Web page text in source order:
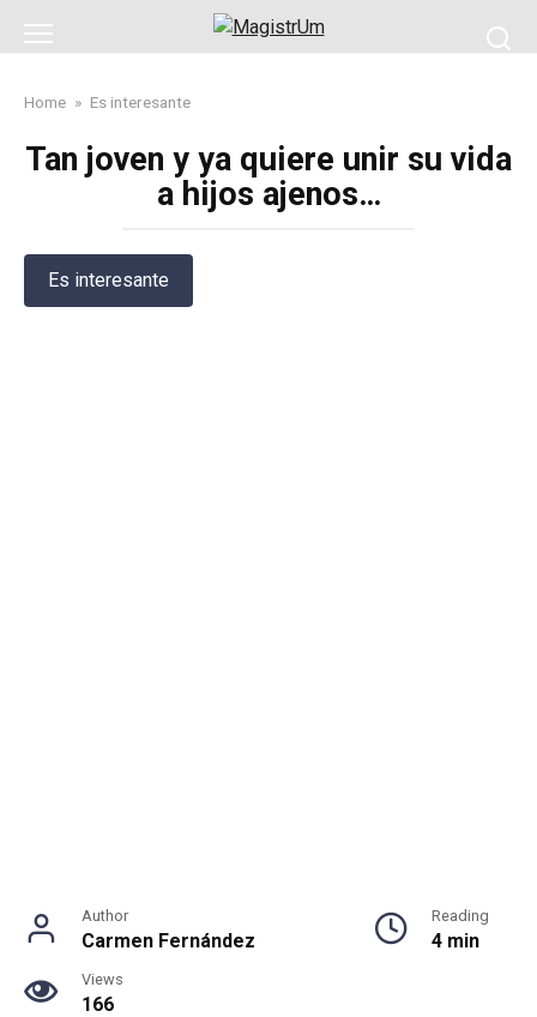
Home » Es interesante
Tan joven y ya quiere unir su vida
a hijos ajenos…
Es interesante
Author
Carmen Fernández
Reading
4 min
Views
166